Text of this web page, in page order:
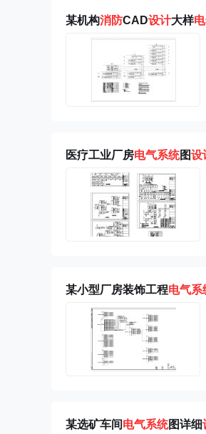
某机构消防CAD设计大样
医疗工业厂房电气系统图设
某小型厂房装饰工程电气系
某选矿车间电气系统图详细